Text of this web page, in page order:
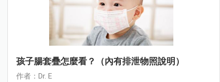
孩子腸套疊怎麼看？（內有排泄物照說明）
作者：Dr. E